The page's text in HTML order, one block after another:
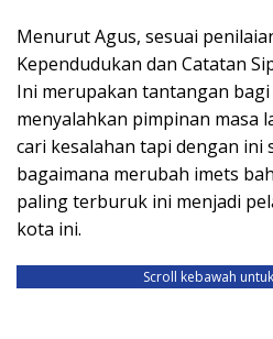
Menurut Agus, sesuai
Kependudukan dan Catatan
Ini merupakan tantangan bagi
menyalahkan pimpinan masa
cari kesalahan tapi dengan ini
bagaimana merubah imets
paling terburuk ini menjadi
kota ini.
Scroll kebawah